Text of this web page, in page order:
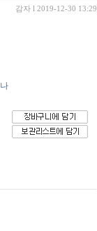
감자 l 2019-12-30 13:29